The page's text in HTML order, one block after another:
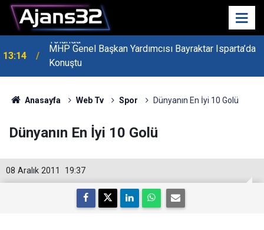
13:14
MHP Genel Başkan Yardımcısı Bayraktar Isparta’da
Konuştu
Anasayfa Web Tv Spor Dünyanın En İyi 10 Golü
Dünyanın En İyi 10 Golü
19:37
08 Aralık 2011